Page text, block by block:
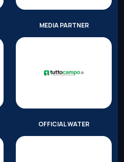
MEDIA PARTNER
OFFICIAL WATER